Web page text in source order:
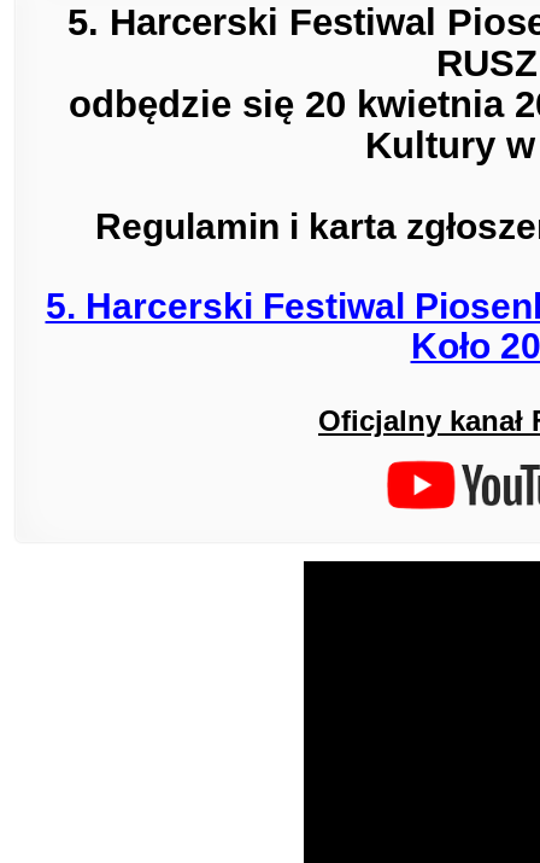
5. Harcerski Festiwal
odbędzie się 20 kwietnia
Kultury
Regulamin i karta
5. Harcerski Festiwal
Koło
Oficjalny kanał